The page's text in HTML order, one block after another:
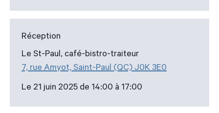
Réception
Le St-Paul, café-bistro-traiteur
7, rue Amyot, Saint-Paul (QC) J0K 3E0
Le 21 juin 2025 de 14:00 à 17:00